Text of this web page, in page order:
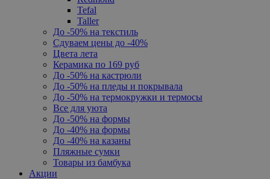
Tefal
Taller
До -50% на текстиль
Сдуваем цены до -40%
Цвета лета
Керамика по 169 руб
До -50% на кастрюли
До -50% на пледы и покрывала
До -50% на термокружки и термосы
Все для уюта
До -50% на формы
До -40% на формы
До -40% на казаны
Пляжные сумки
Товары из бамбука
Акции